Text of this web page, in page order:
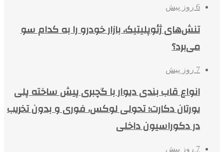
6 روز پیش
تنش‌های ژئوپلیتیک، بازار خودرو را به کدام سو
می‌برد؟
7 روز پیش
انواع قاب بندی دیوار با گچبری پیش ساخته پلی
یورتان دکارت؛ تحولی لوکس، فوری و بدون تخریب
در دکوراسیون داخلی
7 روز پیش